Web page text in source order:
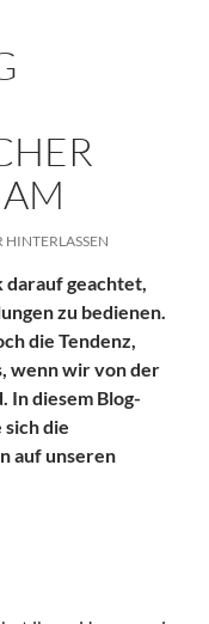
geachtet,
zu bedienen.
die Tendenz,
wenn wir von der
In diesem Blog-
die
auf unseren